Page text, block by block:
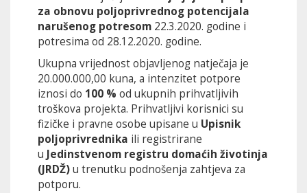
za obnovu poljoprivrednog potencijala
narušenog potresom 22.3.2020. godine i
potresima od 28.12.2020. godine.
Ukupna vrijednost objavljenog natječaja je
20.000.000,00 kuna, a intenzitet potpore
iznosi do 100 % od ukupnih prihvatljivih
troškova projekta. Prihvatljivi korisnici su
fizičke i pravne osobe upisane u Upisnik
poljoprivrednika ili registrirane
u Jedinstvenom registru domaćih životinja
(JRDŽ)u trenutku podnošenja zahtjeva za
potporu.